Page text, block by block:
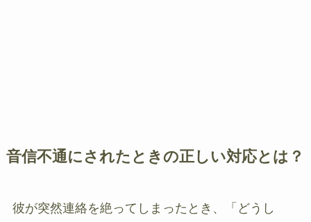
音信不通にされたときの正しい対応とは？
彼が突然連絡を絶ってしまったとき、「どうし